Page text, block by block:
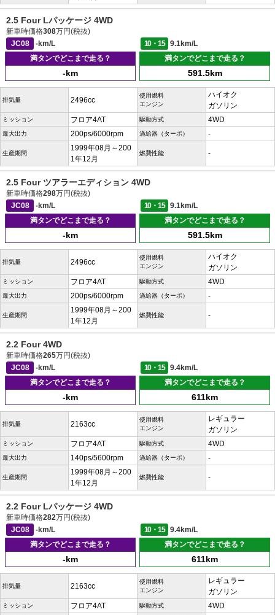
2.5 Four Lパッケージ 4WD
新車時価格308万円(税抜)
JC08
-km/L 10・15
9.1km/L
満タンでどこまで走る？
-km
満タンでどこまで走る？
591.5km
排気量 2496cc
使用燃料
エンジン
ハイオク
ガソリン
ミッション フロア4AT 駆動方式 4WD
最大出力 200ps/6000rpm 過給器（ターボ） -
生産期間
1999年08月～200
1年12月
燃費性能 -
2.5 Four ツアラーエディション 4WD
新車時価格298万円(税抜)
JC08
-km/L 10・15
9.1km/L
満タンでどこまで走る？
-km
満タンでどこまで走る？
591.5km
排気量 2496cc
使用燃料
エンジン
ハイオク
ガソリン
ミッション フロア4AT 駆動方式 4WD
最大出力 200ps/6000rpm 過給器（ターボ） -
生産期間
1999年08月～200
1年12月
燃費性能 -
2.2 Four 4WD
新車時価格265万円(税抜)
JC08
-km/L 10・15
9.4km/L
満タンでどこまで走る？
-km
満タンでどこまで走る？
611km
排気量 2163cc
使用燃料
エンジン
レギュラー
ガソリン
ミッション フロア4AT 駆動方式 4WD
最大出力 140ps/5600rpm 過給器（ターボ） -
生産期間
1999年08月～200
1年12月
燃費性能 -
2.2 Four Lパッケージ 4WD
新車時価格282万円(税抜)
JC08
-km/L 10・15
9.4km/L
満タンでどこまで走る？
-km
満タンでどこまで走る？
611km
排気量 2163cc
使用燃料
エンジン
レギュラー
ガソリン
ミッション フロア4AT 駆動方式 4WD